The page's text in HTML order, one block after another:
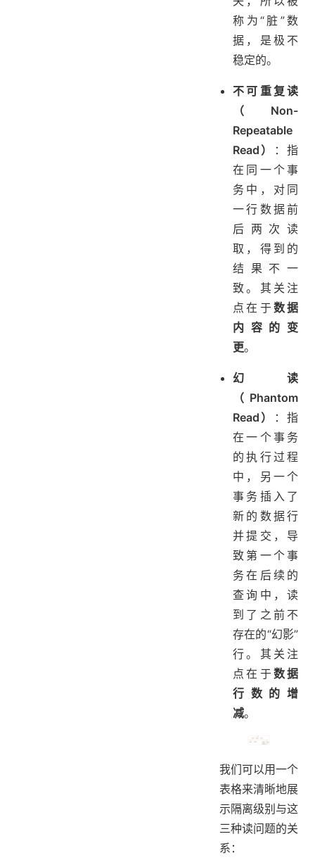
称为“脏”数
据，是极不
稳定的。
不可重复读
（Non-
Repeatable
Read）
：指
在同一个事
务中，对同
一行数据前
后两次读
取，得到的
结果不一
致。其关注
点在于数据
内容的变
更。
幻读
（Phantom
Read）
：指
在一个事务
的执行过程
中，另一个
事务插入了
新的数据行
并提交，导
致第一个事
务在后续的
查询中，读
到了之前不
存在的“幻影”
行。其关注
点在于数据
行数的增
减。
我们可以用一个
表格来清晰地展
示隔离级别与这
三种读问题的关
系：